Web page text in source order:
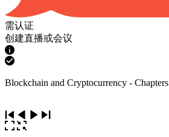
需认证
创建直播或会议
Blockchain and Cryptocurrency - Chapters